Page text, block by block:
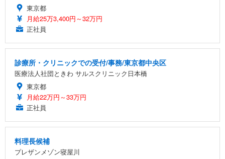
東京都
月給25万3,400円～32万円
正社員
診療所・クリニックでの受付/事務/東京都中央区
医療法人社団ときわ サルスクリニック日本橋
東京都
月給22万円～33万円
正社員
料理長候補
プレザンメゾン寝屋川